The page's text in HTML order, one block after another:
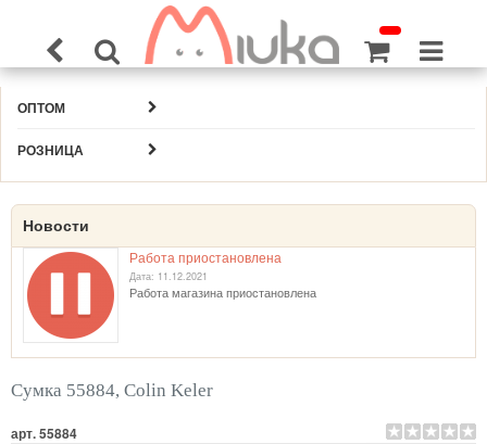
ОПТОМ
РОЗНИЦА
Новости
Работа приостановлена
Дата: 11.12.2021
Работа магазина приостановлена
Сумка 55884, Colin Keler
арт. 55884